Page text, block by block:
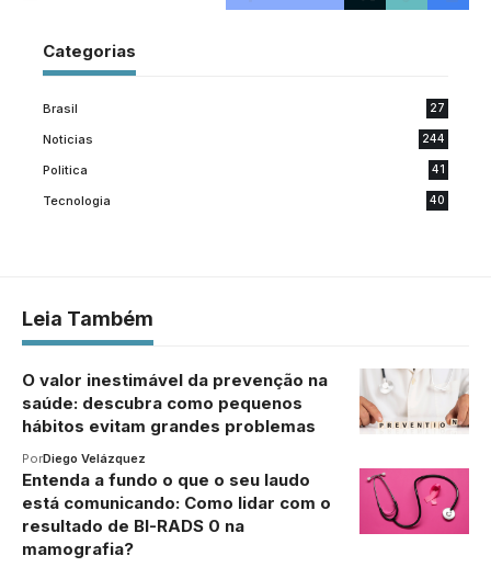
Categorias
Brasil 27
Noticias 244
Politica 41
Tecnologia 40
Leia Também
O valor inestimável da prevenção na
saúde: descubra como pequenos
hábitos evitam grandes problemas
PorDiego Velázquez
Entenda a fundo o que o seu laudo
está comunicando: Como lidar com o
resultado de BI-RADS 0 na
mamografia?